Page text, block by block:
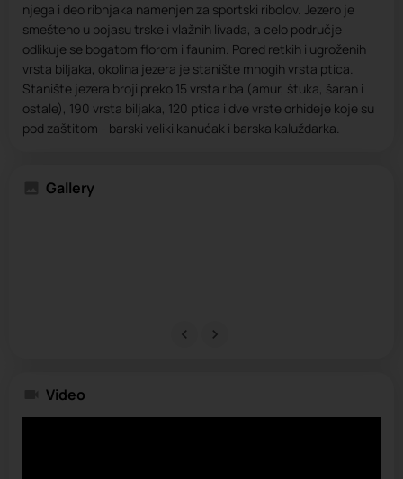
njega i deo ribnjaka namenjen za sportski ribolov. Jezero je
smešteno u pojasu trske i vlažnih livada, a celo područje
odlikuje se bogatom florom i faunim. Pored retkih i ugroženih
vrsta biljaka, okolina jezera je stanište mnogih vrsta ptica.
Stanište jezera broji preko 15 vrsta riba (amur, štuka, šaran i
ostale), 190 vrsta biljaka, 120 ptica i dve vrste orhideje koje su
pod zaštitom - barski veliki kanućak i barska kaluždarka.
Gallery
Video